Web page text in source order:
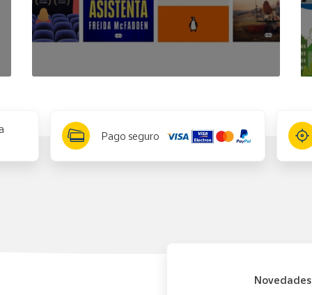
Pago seguro
Novedades